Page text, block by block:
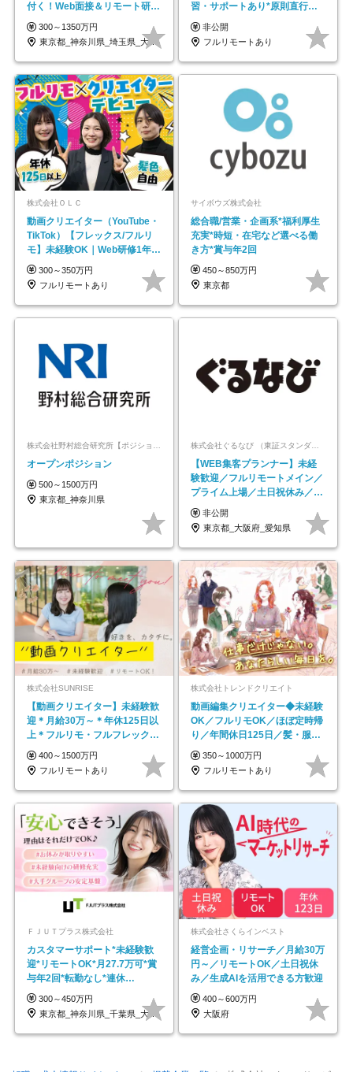
付く！Web面接＆リモート研修
も充実♪/a
300～1350万円
東京都_神奈川県_埼玉県_大阪府_愛知県…
習・サポートあり*原則直行直
帰／全国募集・業務委託
非公開
フルリモートあり
株式会社ＯＬＣ
動画クリエイター（YouTube・
TikTok）【フレックス/フルリ
モ】未経験OK｜Web研修1年間
｜副業OK
300～350万円
フルリモートあり
サイボウズ株式会社
総合職/営業・企画系*福利厚生
充実*時短・在宅など選べる働
き方*賞与年2回
450～850万円
東京都
オープンポジション
500～1500万円
東京都_神奈川県
株式会社ぐるなび （東証スタンダード上場）
【WEB集客プランナー】未経
験歓迎／フルリモートメイン／
プライム上場／土日祝休み／東
京・大阪・名古屋
非公開
東京都_大阪府_愛知県
株式会社SUNRISE
【動画クリエイター】未経験歓
迎＊月給30万～＊年休125日以
上＊フルリモ・フルフレックス
◆10名の採用が決定◆
400～1500万円
フルリモートあり
株式会社トレンドクリエイト
動画編集クリエイター◆未経験
OK／フルリモOK／ほぼ定時帰
り／年間休日125日／髪・服・
ネイル自由／副業OK
350～1000万円
フルリモートあり
ＦＪＵＴプラス株式会社
カスタマーサポート*未経験歓
迎*リモートOK*月27.7万可*賞
与年2回*転勤なし*連休
OK/ZE010232
300～450万円
東京都_神奈川県_千葉県_大阪府_愛知県…
株式会社さくらインベスト
経営企画・リサーチ／月給30万
円～／リモートOK／土日祝休
み／生成AIを活用できる方歓迎
400～600万円
大阪府